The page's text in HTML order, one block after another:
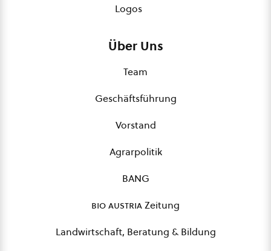
Logos
Über Uns
Team
Geschäftsführung
Vorstand
Agrarpolitik
BANG
bio austriaZeitung
Landwirtschaft, Beratung & Bildung